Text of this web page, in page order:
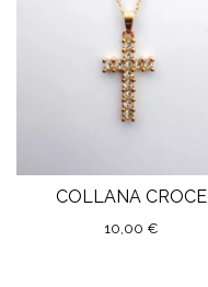
COLLANA CROCE
10,00 €